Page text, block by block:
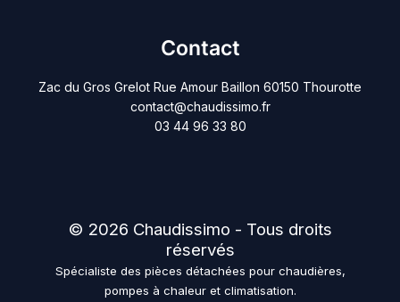
Contact
Zac du Gros Grelot Rue Amour Baillon 60150 Thourotte
contact@chaudissimo.fr
03 44 96 33 80
© 2026 Chaudissimo - Tous droits
réservés
Spécialiste des pièces détachées pour chaudières,
pompes à chaleur et climatisation.